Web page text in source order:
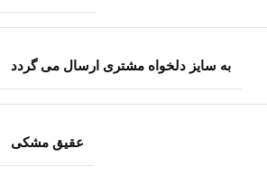
به سایز دلخواه مشتری ارسال می گردد
عقیق مشکی